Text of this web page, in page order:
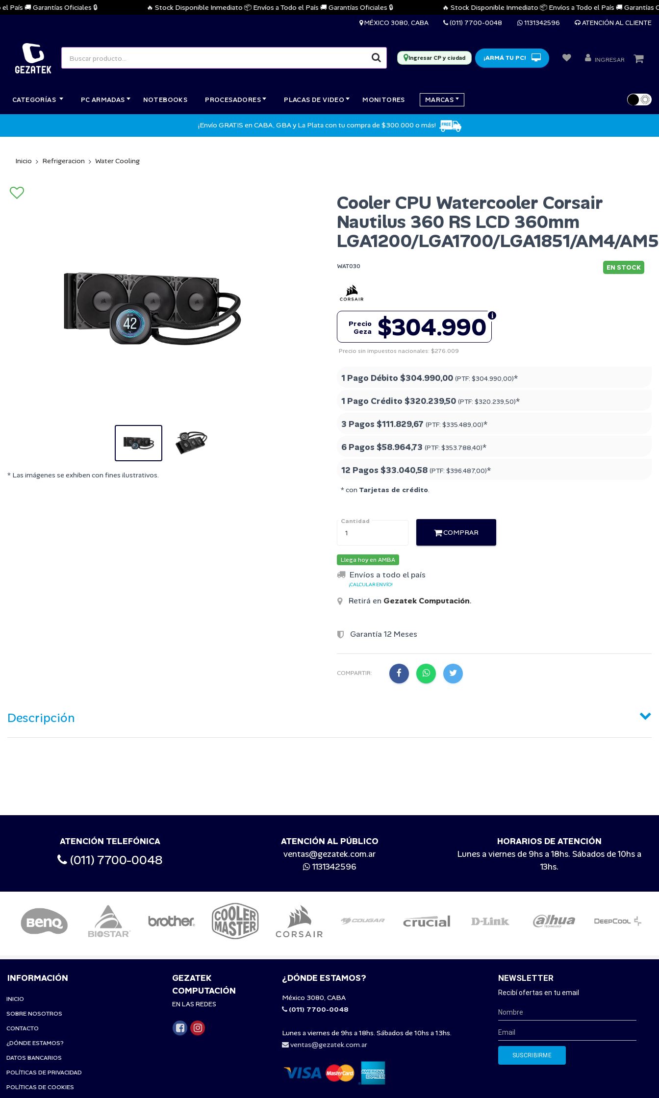
🚚 Garantías Oficiales 🔒 🔥 Stock Disponible Inmediato 📦 Envíos a Todo el País 🚚 Garantías Oficiales 🔒 🔥 Stock Disponible Inmediato 📦 Envíos a Todo el País 🚚 Garantías
MÉXICO 3080, CABA (011) 7700-0048 1131342596 ATENCIÓN AL CLIENTE
Ingresar CP y ciudad ¡ARMÁ TU PC! INGRESAR
CATEGORÍAS PC ARMADAS NOTEBOOKS PROCESADORES PLACAS DE VIDEO MONITORES MARCAS
¡Envío GRATIS en CABA, GBA y La Plata con tu compra de $300.000 o más!
Inicio Refrigeracion Water Cooling
* Las imágenes se exhiben con fines ilustrativos.
Cooler CPU Watercooler Corsair
Nautilus 360 RS LCD 360mm
LGA1200/LGA1700/LGA1851/AM4/AM5
WAT030 EN STOCK
$304.990
Precio
Geza
Precio sin impuestos nacionales: $276.009
1 Pago Débito $304.990,00 (PTF: $304.990,00)*
1 Pago Crédito $320.239,50 (PTF: $320.239,50)*
3 Pagos $111.829,67 (PTF: $335.489,00)*
6 Pagos $58.964,73 (PTF: $353.788,40)*
12 Pagos $33.040,58 (PTF: $396.487,00)*
* con Tarjetas de crédito
Cantidad
COMPRAR
Llega hoy en AMBA
Envíos a todo el país
¡CALCULAR ENVÍO!
Retirá en Gezatek Computación.
Garantía 12 Meses
COMPARTIR:
Descripción
ATENCIÓN TELEFÓNICA
(011) 7700-0048
ATENCIÓN AL PÚBLICO
ventas@gezatek.com.ar
1131342596
HORARIOS DE ATENCIÓN
Lunes a viernes de 9hs a 18hs. Sábados de 10hs a
13hs.
INFORMACIÓN
INICIO
SOBRE NOSOTROS
CONTACTO
¿DÓNDE ESTAMOS?
DATOS BANCARIOS
POLÍTICAS DE PRIVACIDAD
POLÍTICAS DE COOKIES
GEZATEK
COMPUTACIÓN
EN LAS REDES
¿DÓNDE ESTAMOS?
México 3080, CABA
(011) 7700-0048
Lunes a viernes de 9hs a 18hs. Sábados de 10hs a 13hs.
ventas@gezatek.com.ar
NEWSLETTER
Recibí ofertas en tu email